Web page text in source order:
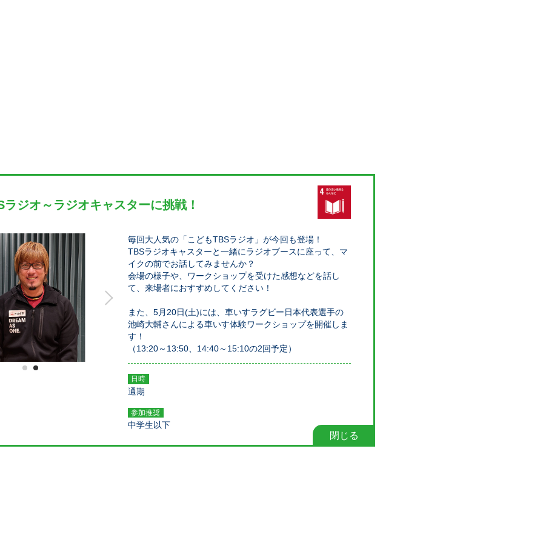
ラジオ～ラジオキャスターに挑戦！
1 2
毎回大人気の「こどもTBSラジオ」が今回も登場！
TBSラジオキャスターと一緒にラジオブースに座って、マ
イクの前でお話してみませんか？
会場の様子や、ワークショップを受けた感想などを話し
て、来場者におすすめしてください！
また、5月20日(土)には、車いすラグビー日本代表選手の
池崎大輔さんによる車いす体験ワークショップを開催しま
す！
（13:20～13:50、14:40～15:10の2回予定）
日時
通期
参加推奨
中学生以下
閉じる